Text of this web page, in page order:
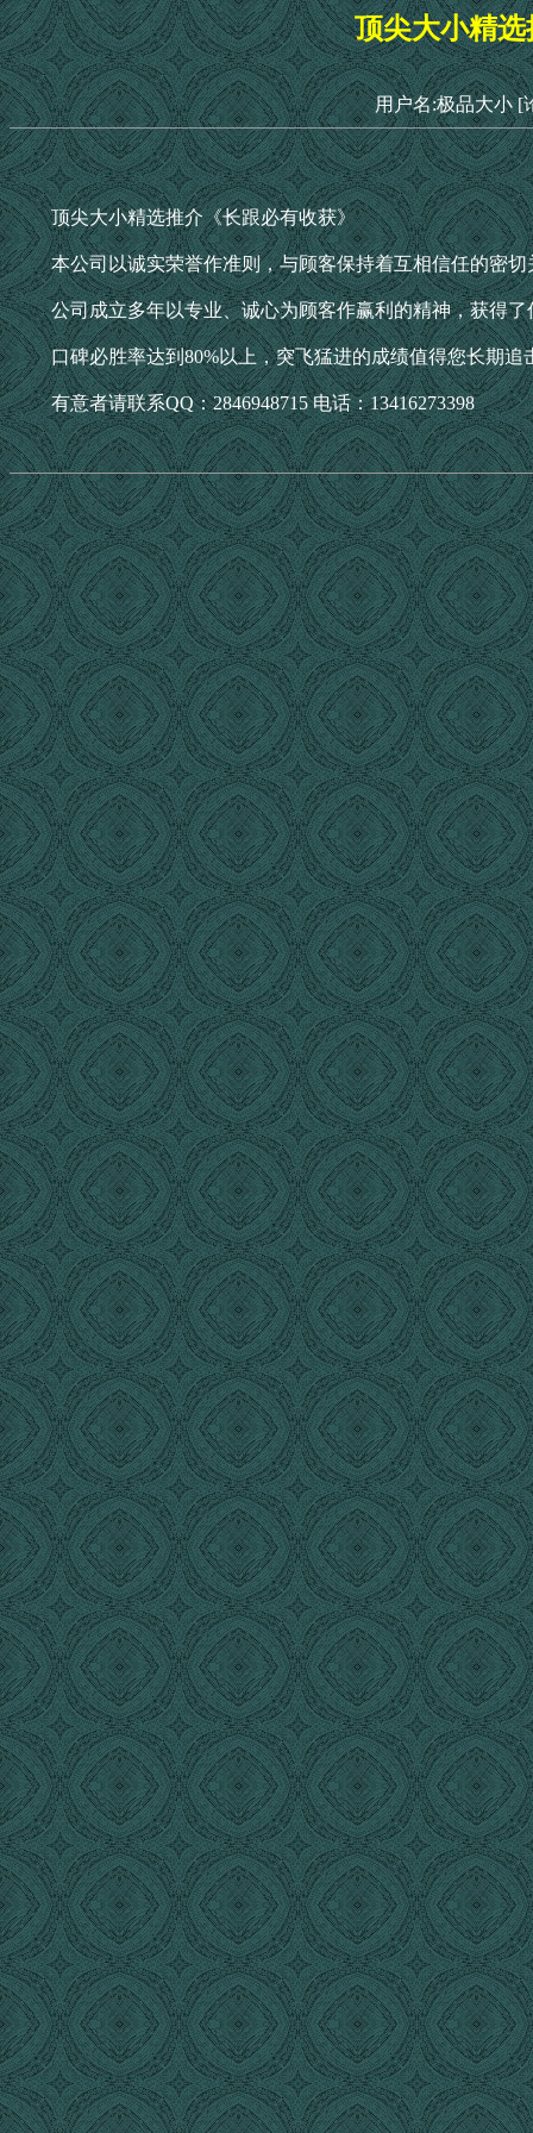
顶尖大小精
用户名:极品大小 [
顶尖大小精选推介《长跟必有收获》
本公司以诚实荣誉作准则，与顾客保持着互相信任的密切
公司成立多年以专业、诚心为顾客作赢利的精神，获得了
口碑必胜率达到80%以上，突飞猛进的成绩值得您长期追
有意者请联系QQ：2846948715 电话：13416273398